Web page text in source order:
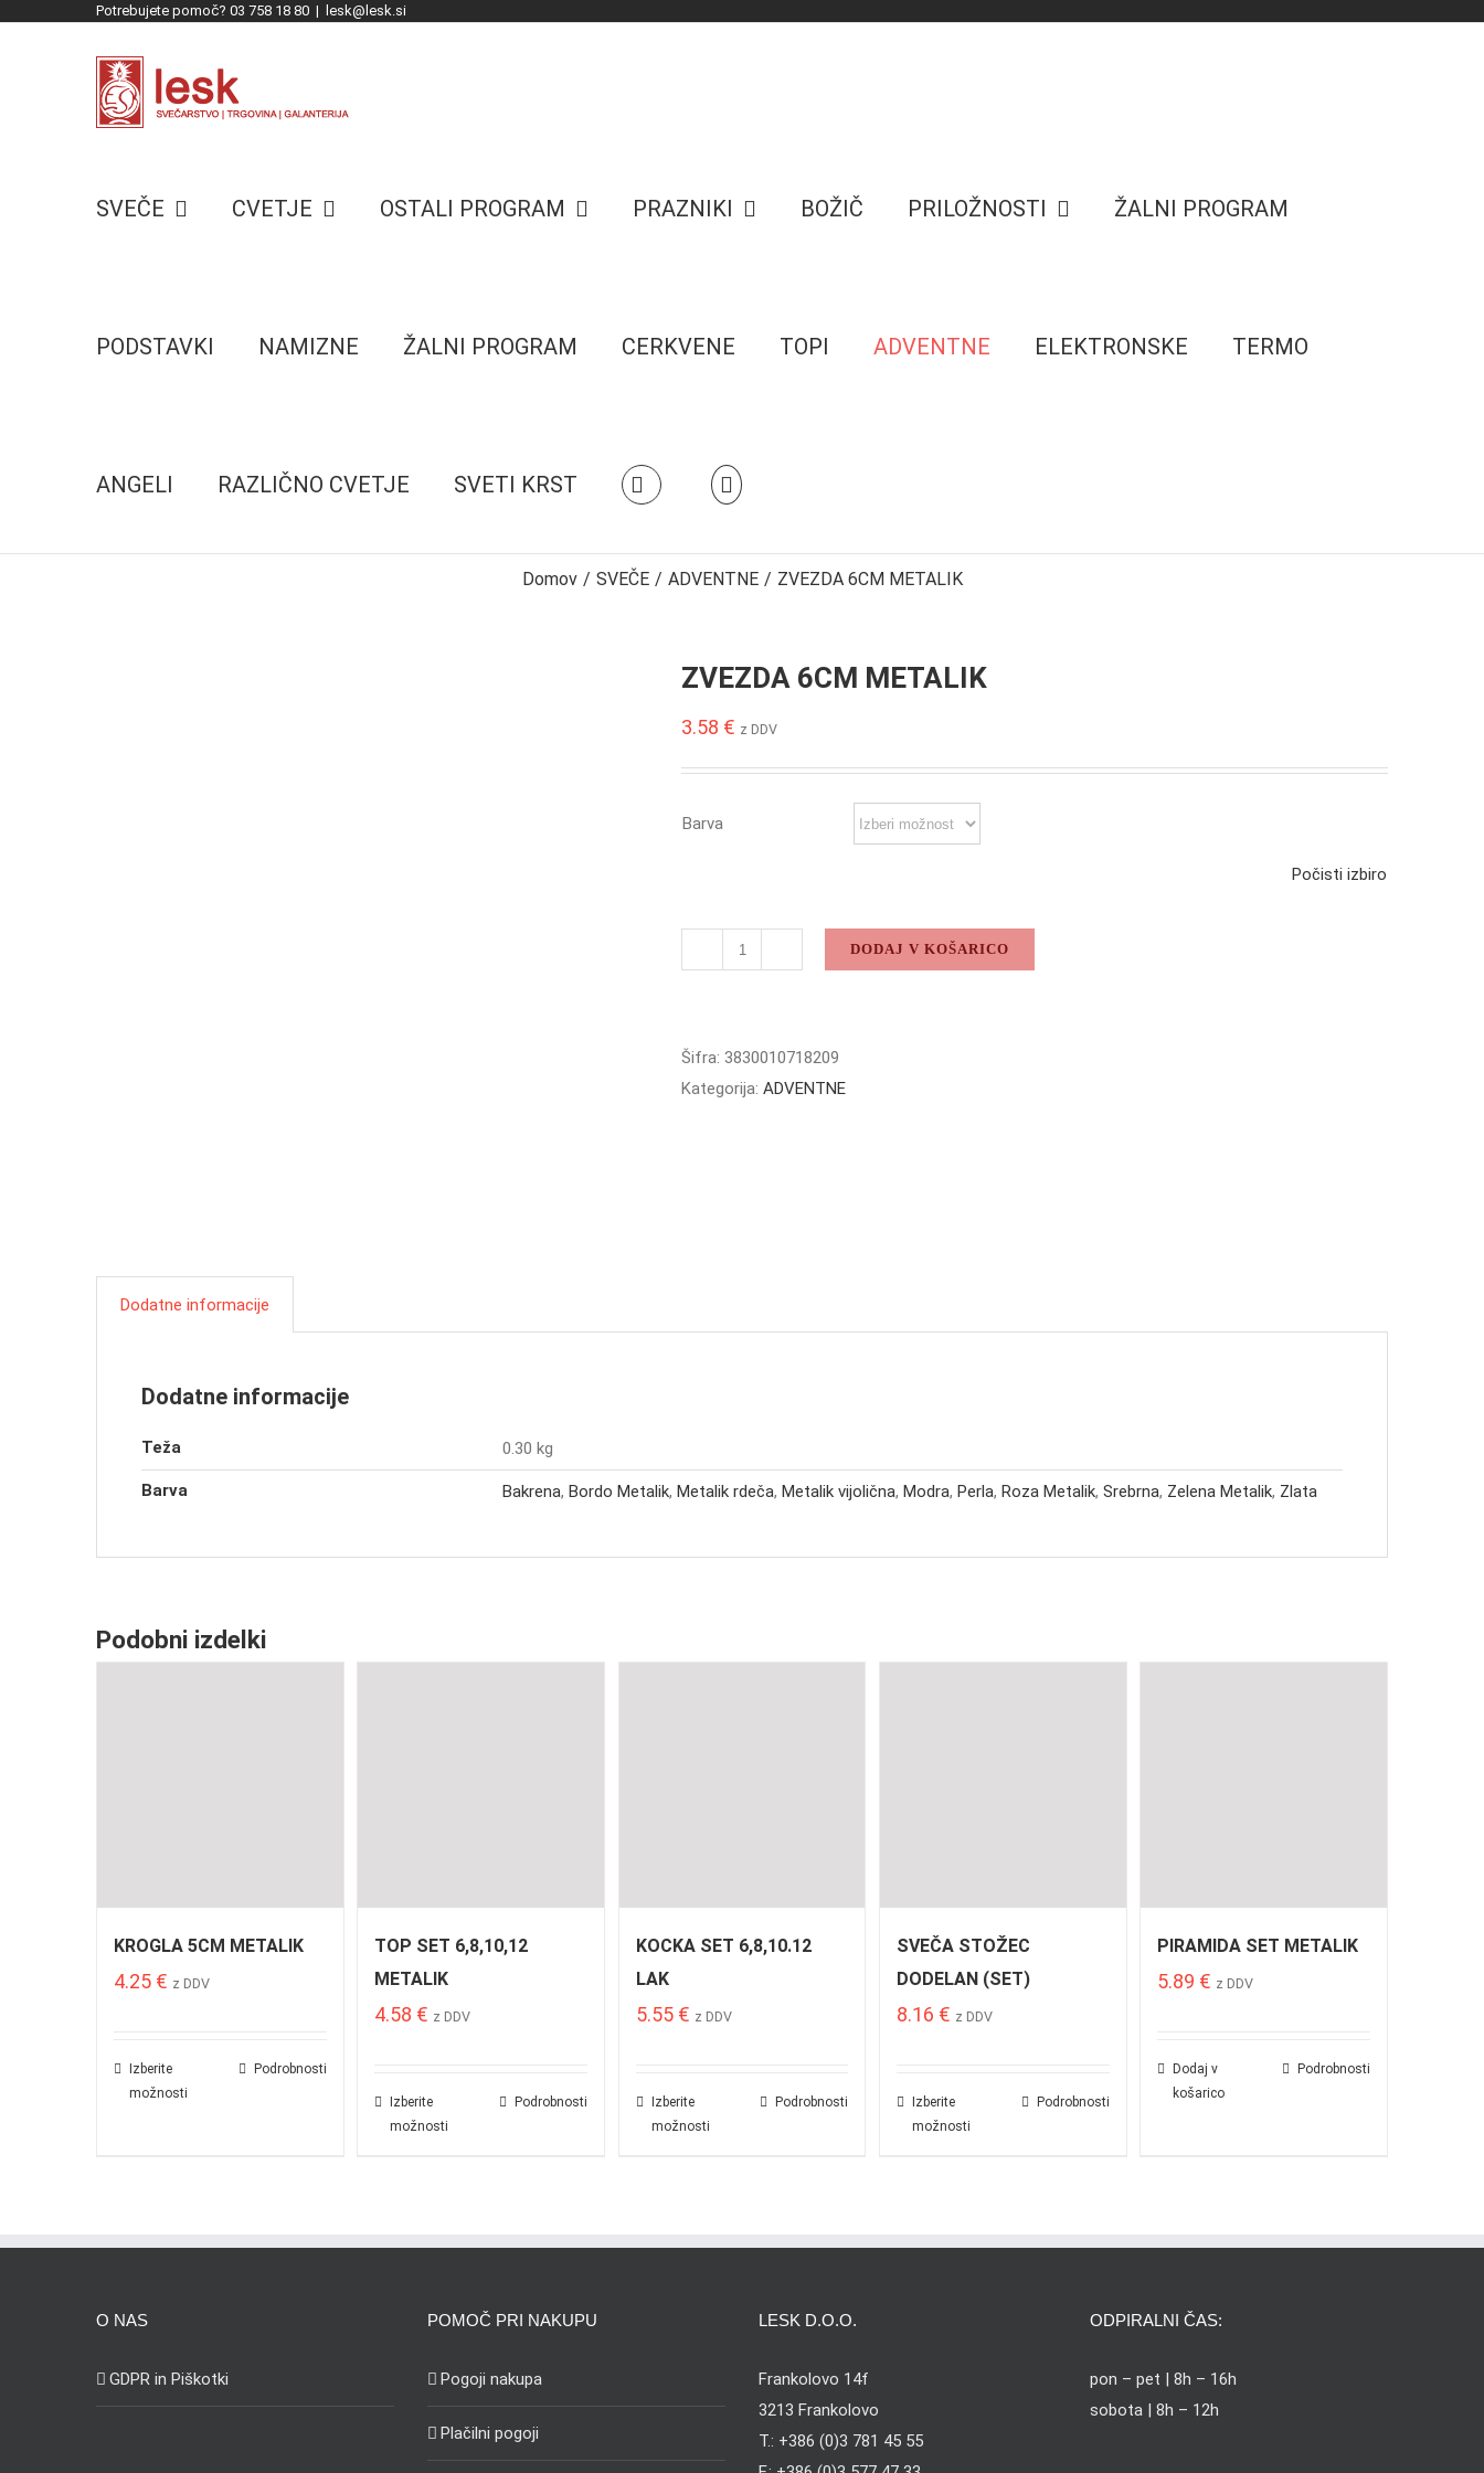
Potrebujete pomoč? 03 758 18 80 | lesk@lesk.si
SVEČE CVETJE OSTALI PROGRAM PRAZNIKI BOŽIČ PRILOŽNOSTI ŽALNI PROGRAM
PODSTAVKI NAMIZNE ŽALNI PROGRAM CERKVENE TOPI ADVENTNE ELEKTRONSKE TERMO
ANGELI RAZLIČNO CVETJE SVETI KRST
Domov / SVEČE / ADVENTNE / ZVEZDA 6CM METALIK
ZVEZDA 6CM METALIK
3.58 € z DDV
Barva
Počisti izbiro
količina
DODAJ V KOŠARICO
Šifra: 3830010718209
Kategorija: ADVENTNE
Dodatne informacije
Dodatne informacije
Teža 0.30 kg
Barva Bakrena, Bordo Metalik, Metalik rdeča, Metalik vijolična, Modra, Perla, Roza Metalik, Srebrna, Zelena Metalik, Zlata
Podobni izdelki
KROGLA 5CM METALIK
4.25 € z DDV
Izberite
možnosti
Podrobnosti
TOP SET 6,8,10,12
METALIK
4.58 € z DDV
Izberite
možnosti
Podrobnosti
KOCKA SET 6,8,10.12
LAK
5.55 € z DDV
Izberite
možnosti
Podrobnosti
SVEČA STOŽEC
DODELAN (SET)
8.16 € z DDV
Izberite
možnosti
Podrobnosti
PIRAMIDA SET METALIK
5.89 € z DDV
Dodaj v
košarico
Podrobnosti
O NAS
GDPR in Piškotki
POMOČ PRI NAKUPU
Pogoji nakupa
Plačilni pogoji
LESK D.O.O.
Frankolovo 14f
3213 Frankolovo
T.: +386 (0)3 781 45 55
ODPIRALNI ČAS:
pon – pet | 8h – 16h
sobota | 8h – 12h